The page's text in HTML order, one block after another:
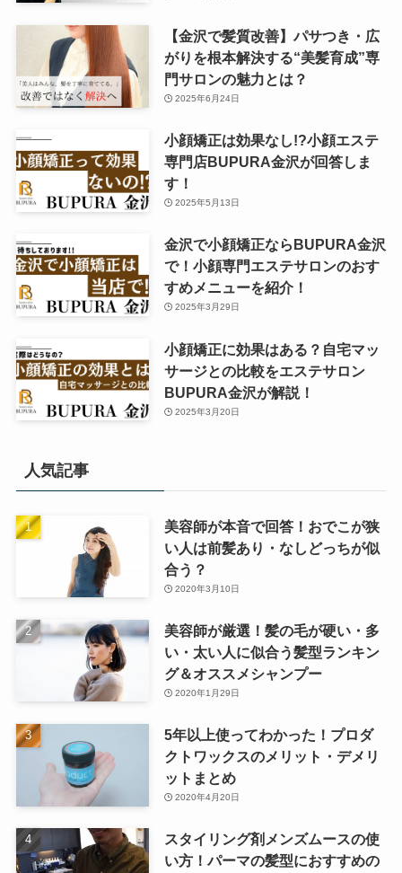
【金沢で髪質改善】パサつき・広
がりを根本解決する“美髪育成”専
門サロンの魅力とは？
2025年6月24日
小顔矯正は効果なし!?小顔エステ
専門店BUPURA金沢が回答しま
す！
2025年5月13日
金沢で小顔矯正ならBUPURA金沢
で！小顔専門エステサロンのおす
すめメニューを紹介！
2025年3月29日
小顔矯正に効果はある？自宅マッ
サージとの比較をエステサロン
BUPURA金沢が解説！
2025年3月20日
人気記事
美容師が本音で回答！おでこが狭
い人は前髪あり・なしどっちが似
合う？
2020年3月10日
美容師が厳選！髪の毛が硬い・多
い・太い人に似合う髪型ランキン
グ＆オススメシャンプー
2020年1月29日
5年以上使ってわかった！プロダ
クトワックスのメリット・デメリ
ットまとめ
2020年4月20日
スタイリング剤メンズムースの使
い方！パーマの髪型におすすめの